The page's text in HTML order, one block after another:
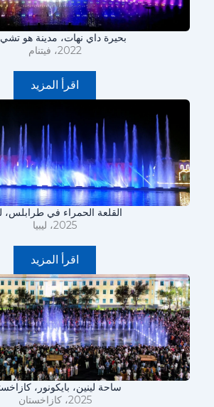
بحيرة داي نهات، مدينة هو تشي منه
2022، فيتنام
اقرأ المزيد
القلعة الحمراء في طرابلس، ليبيا
2025، ليبيا
اقرأ المزيد
ساحة لينين، بايكونور، كازاخستان
2025، كازاخستان